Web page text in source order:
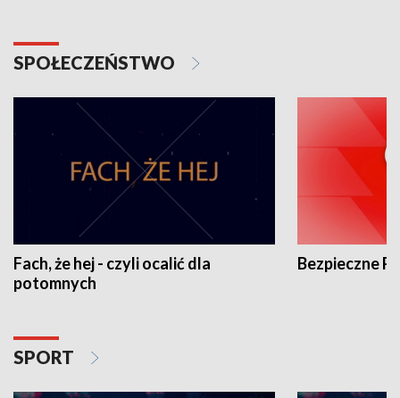
SPOŁECZEŃSTWO
Fach, że hej - czyli ocalić dla
potomnych
Bezpieczne
SPORT